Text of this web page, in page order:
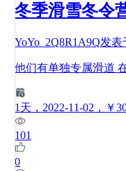
冬季滑雪冬令
YoYo_2Q8R1A9Q发表
他们有单独专属滑道
1 天 ，2022-11-02 ，￥
101
0